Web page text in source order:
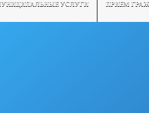
УСЛУГИ ПРИЕМ